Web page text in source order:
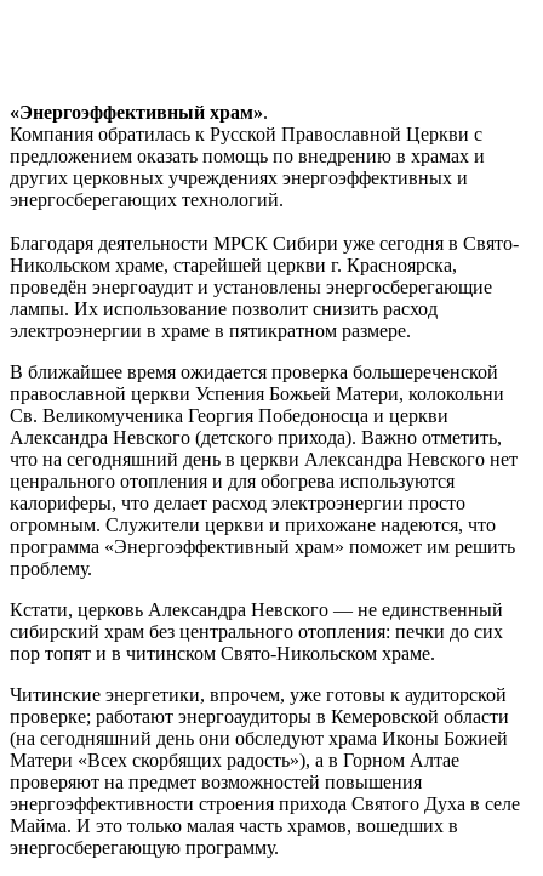
«Энергоэффективный храм».
Компания обратилась к Русской Православной Церкви с
предложением оказать помощь по внедрению в храмах и
других церковных учреждениях энергоэффективных и
энергосберегающих технологий.
Благодаря деятельности МРСК Сибири уже сегодня в Свято-
Никольском храме, старейшей церкви г. Красноярска,
проведён энергоаудит и установлены энергосберегающие
лампы. Их использование позволит снизить расход
электроэнергии в храме в пятикратном размере.
В ближайшее время ожидается проверка большереченской
православной церкви Успения Божьей Матери, колокольни
Св. Великомученика Георгия Победоносца и церкви
Александра Невского (детского прихода). Важно отметить,
что на сегодняшний день в церкви Александра Невского нет
ценрального отопления и для обогрева используются
калориферы, что делает расход электроэнергии просто
огромным. Служители церкви и прихожане надеются, что
программа «Энергоэффективный храм» поможет им решить
проблему.
Кстати, церковь Александра Невского — не единственный
сибирский храм без центрального отопления: печки до сих
пор топят и в читинском Свято-Никольском храме.
Читинские энергетики, впрочем, уже готовы к аудиторской
проверке; работают энергоаудиторы в Кемеровской области
(на сегодняшний день они обследуют храма Иконы Божией
Матери «Всех скорбящих радость»), а в Горном Алтае
проверяют на предмет возможностей повышения
энергоэффективности строения прихода Святого Духа в селе
Майма. И это только малая часть храмов, вошедших в
энергосберегающую программу.